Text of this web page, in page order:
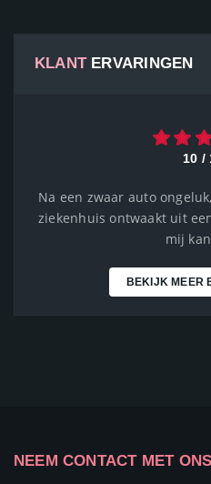
KLANTERVARINGEN
10 /
Na een zwaar auto
ziekenhuis ontwaakt uit
mij
BEKIJK MEER
NEEM CONTACT MET